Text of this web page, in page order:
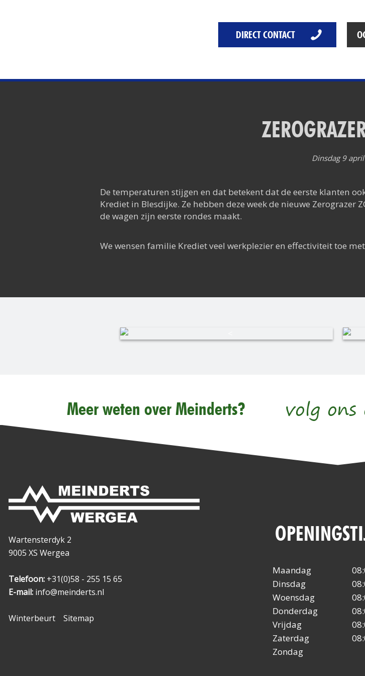
Het digitale
De toekomst
DIRECT CONTACT
Dinsdag 9 april
De temperaturen stijgen en dat betekent dat de eerste klanten
Krediet in Blesdijke. Ze hebben deze week de nieuwe Zerograzer
de wagen zijn eerste rondes maakt.
We wensen familie Krediet veel werkplezier en effectiviteit toe
Meer weten over Meinderts? volg ons
Wartensterdyk 2
9005 XS Wergea
Telefoon: +31(0)58 - 255 15 65
E-mail: info@meinderts.nl
Winterbeurt Sitemap
Maandag
Dinsdag
Woensdag
Donderdag
Vrijdag
Zaterdag
Zondag